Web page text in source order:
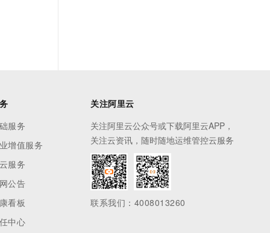
服务
增值服务
服务
公告
看板
中心
关注阿里云
关注阿里云公众号或下载阿里云APP，
关注云资讯，随时随地运维管控云服务
联系我们：4008013260